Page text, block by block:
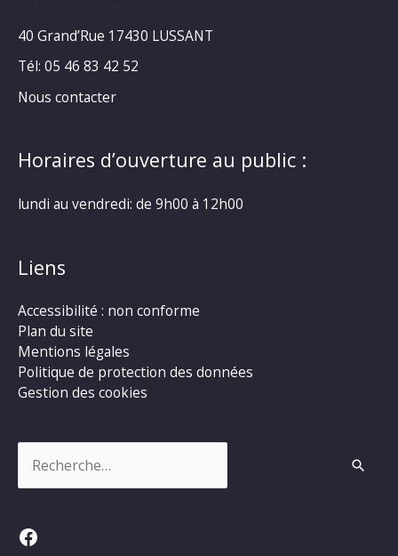
40 Grand’Rue 17430 LUSSANT
Tél: 05 46 83 42 52
Nous contacter
Horaires d’ouverture au public :
lundi au vendredi: de 9h00 à 12h00
Liens
Accessibilité : non conforme
Plan du site
Mentions légales
Politique de protection des données
Gestion des cookies
Facebook